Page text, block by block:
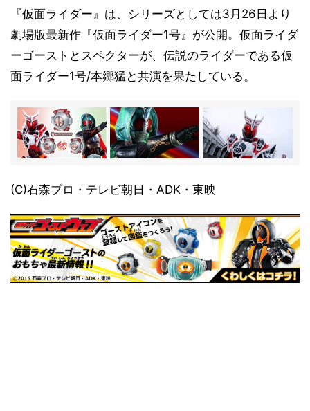
『仮面ライダー』は、シリーズとしては3月26日より
劇場版最新作『仮面ライダー1号』が公開。仮面ライダ
ーゴーストとスペクターが、伝説のライダーである仮
面ライダー1号/本郷猛と共演を果たしている。
(C)石森プロ・テレビ朝日・ADK・東映